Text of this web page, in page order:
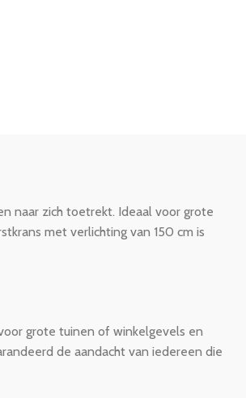
naar zich toetrekt. Ideaal voor grote
met verlichting van 150 cm is
grote tuinen of winkelgevels en
de aandacht van iedereen die